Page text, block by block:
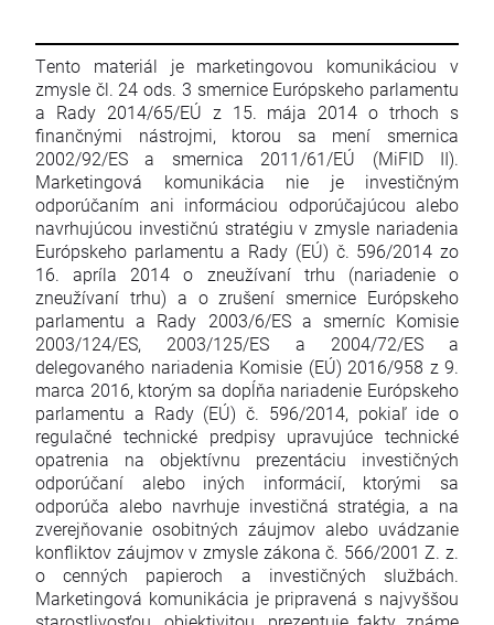
Tento materiál je marketingovou komunikáciou v
zmysle čl. 24 ods. 3 smernice Európskeho parlamentu
a Rady 2014/65/EÚ z 15. mája 2014 o trhoch s
finančnými nástrojmi, ktorou sa mení smernica
2002/92/ES a smernica 2011/61/EÚ (MiFID II).
Marketingová komunikácia nie je investičným
odporúčaním ani informáciou odporúčajúcou alebo
navrhujúcou investičnú stratégiu v zmysle nariadenia
Európskeho parlamentu a Rady (EÚ) č. 596/2014 zo
16. apríla 2014 o zneužívaní trhu (nariadenie o
zneužívaní trhu) a o zrušení smernice Európskeho
parlamentu a Rady 2003/6/ES a smerníc Komisie
2003/124/ES, 2003/125/ES a 2004/72/ES a
delegovaného nariadenia Komisie (EÚ) 2016/958 z 9.
marca 2016, ktorým sa dopĺňa nariadenie Európskeho
parlamentu a Rady (EÚ) č. 596/2014, pokiaľ ide o
regulačné technické predpisy upravujúce technické
opatrenia na objektívnu prezentáciu investičných
odporúčaní alebo iných informácií, ktorými sa
odporúča alebo navrhuje investičná stratégia, a na
zverejňovanie osobitných záujmov alebo uvádzanie
konfliktov záujmov v zmysle zákona č. 566/2001 Z. z.
o cenných papieroch a investičných službách.
Marketingová komunikácia je pripravená s najvyššou